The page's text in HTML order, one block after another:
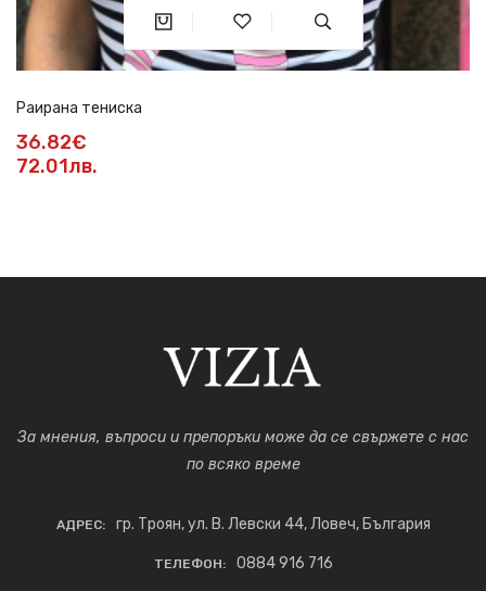
Раирана тениска
36.82€
72.01лв.
За мнения, въпроси и препоръки може да се свържете с нас
по всяко време
АДРЕС: гр. Троян, ул. В. Левски 44, Ловеч, България
ТЕЛЕФОН: 0884 916 716